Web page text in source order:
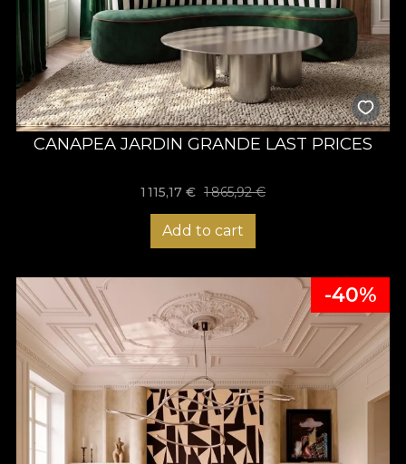
CANAPEA JARDIN GRANDE LAST PRICES
1 115,17 € 1 865,92 €
Add to cart
-40%